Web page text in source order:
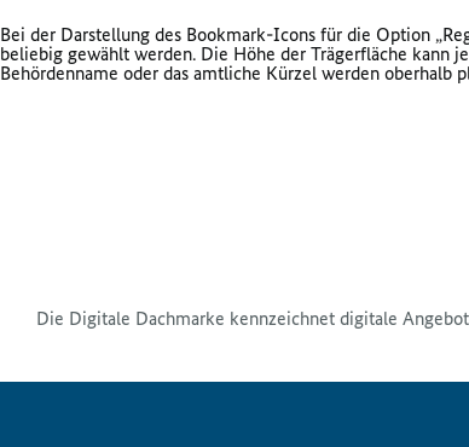
Bei der Darstellung des Bookmark-Icons für die Option
beliebig gewählt werden. Die Höhe der Trägerfläche kann
Behördenname oder das amtliche Kürzel werden oberhalb
Die Digitale Dachmarke kennzeichnet digitale